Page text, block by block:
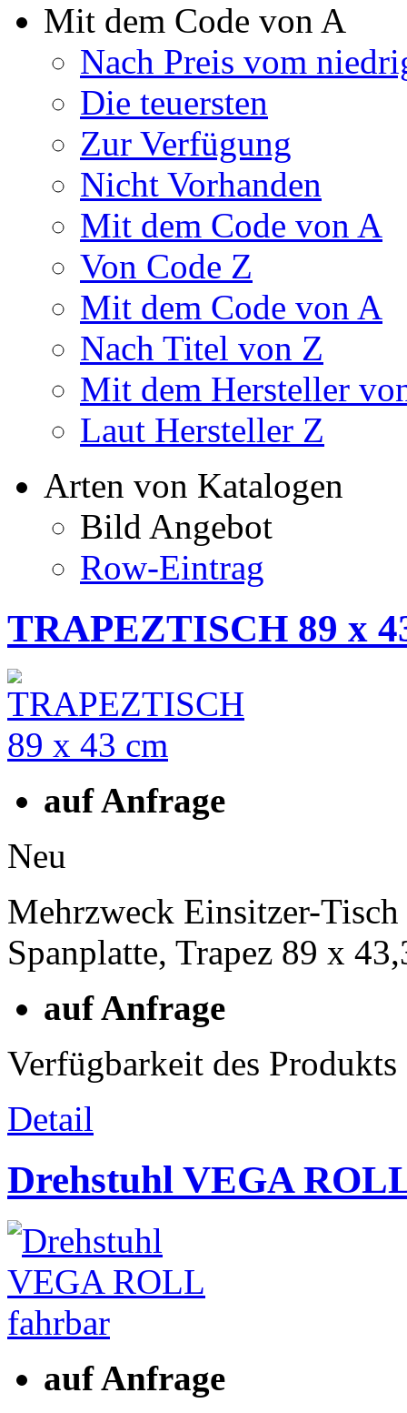
Mit dem Code von A
Nach Preis vom
Die teuersten
Zur Verfügung
Nicht Vorhanden
Mit dem Code von A
Von Code Z
Mit dem Code von A
Nach Titel von Z
Mit dem Hersteller
Laut Hersteller Z
Arten von Katalogen
Bild Angebot
Row-Eintrag
TRAPEZTISCH 89 x
auf Anfrage
Neu
Mehrzweck Einsitzer-
Spanplatte, Trapez 89 x
auf Anfrage
Verfügbarkeit des Produkts
Detail
Drehstuhl VEGA
auf Anfrage